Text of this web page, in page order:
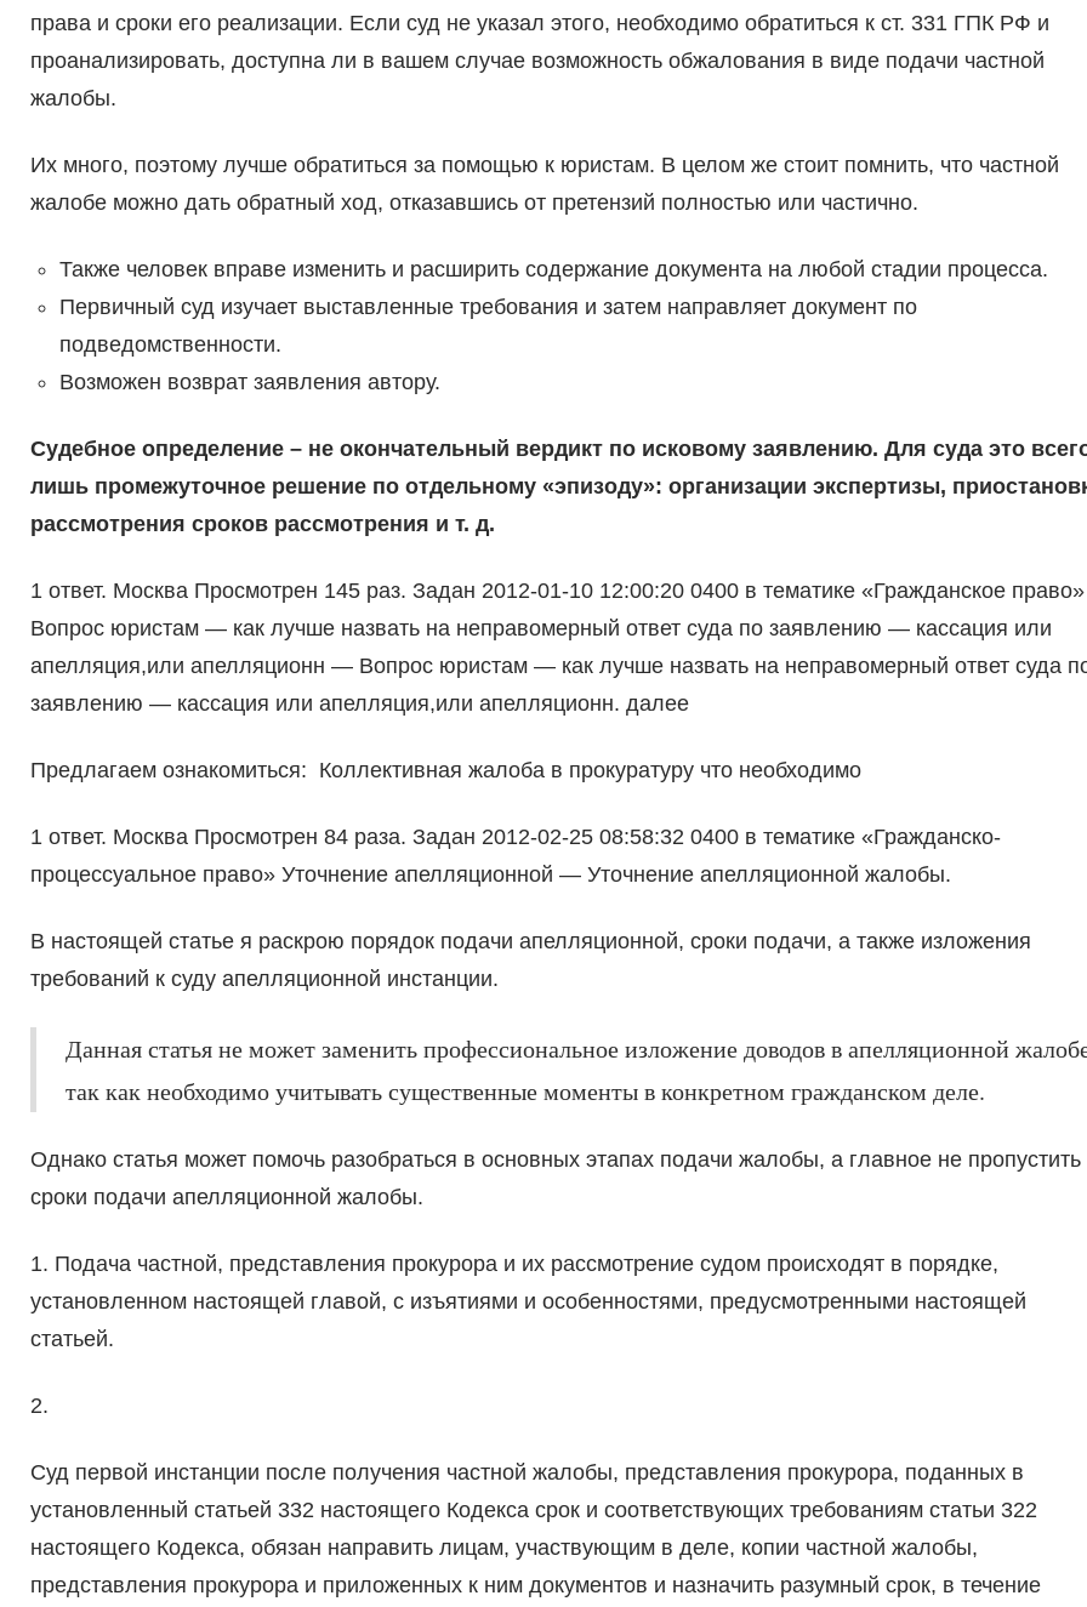
права и сроки его реализации. Если суд не указал этого, необходимо обратиться к ст. 331 ГПК РФ и
проанализировать, доступна ли в вашем случае возможность обжалования в виде подачи частной
жалобы.
Их много, поэтому лучше обратиться за помощью к юристам. В целом же стоит помнить, что частной
жалобе можно дать обратный ход, отказавшись от претензий полностью или частично.
Также человек вправе изменить и расширить содержание документа на любой стадии процесса.
Первичный суд изучает выставленные требования и затем направляет документ по
подведомственности.
Возможен возврат заявления автору.
Судебное определение – не окончательный вердикт по исковому заявлению. Для суда это
лишь промежуточное решение по отдельному «эпизоду»: организации экспертизы,
рассмотрения сроков рассмотрения и т. д.
1 ответ. Москва Просмотрен 145 раз. Задан 2012-01-10 12:00:20 0400 в тематике «Гражданское право»
Вопрос юристам — как лучше назвать на неправомерный ответ суда по заявлению — кассация или
апелляция,или апелляционн — Вопрос юристам — как лучше назвать на неправомерный ответ суда
заявлению — кассация или апелляция,или апелляционн. далее
Предлагаем ознакомиться: Коллективная жалоба в прокуратуру что необходимо
1 ответ. Москва Просмотрен 84 раза. Задан 2012-02-25 08:58:32 0400 в тематике «Гражданско-
процессуальное право» Уточнение апелляционной — Уточнение апелляционной жалобы.
В настоящей статье я раскрою порядок подачи апелляционной, сроки подачи, а также изложения
требований к суду апелляционной инстанции.
Данная статья не может заменить профессиональное изложение доводов в апелляционной
так как необходимо учитывать существенные моменты в конкретном гражданском деле.
Однако статья может помочь разобраться в основных этапах подачи жалобы, а главное не пропустить
сроки подачи апелляционной жалобы.
1. Подача частной, представления прокурора и их рассмотрение судом происходят в порядке,
установленном настоящей главой, с изъятиями и особенностями, предусмотренными настоящей
статьей.
2.
Суд первой инстанции после получения частной жалобы, представления прокурора, поданных в
установленный статьей 332 настоящего Кодекса срок и соответствующих требованиям статьи 322
настоящего Кодекса, обязан направить лицам, участвующим в деле, копии частной жалобы,
представления прокурора и приложенных к ним документов и назначить разумный срок, в течение